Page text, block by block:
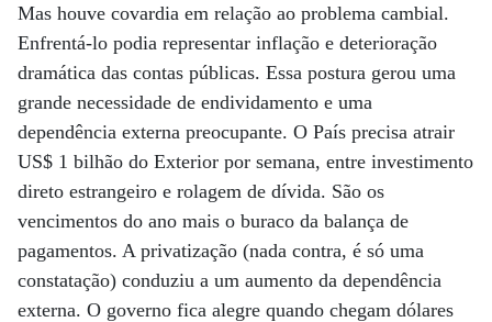
Mas houve covardia em relação ao problema cambial.
Enfrentá-lo podia representar inflação e deterioração
dramática das contas públicas. Essa postura gerou uma
grande necessidade de endividamento e uma
dependência externa preocupante. O País precisa atrair
US$ 1 bilhão do Exterior por semana, entre investimento
direto estrangeiro e rolagem de dívida. São os
vencimentos do ano mais o buraco da balança de
pagamentos. A privatização (nada contra, é só uma
constatação) conduziu a um aumento da dependência
externa. O governo fica alegre quando chegam dólares